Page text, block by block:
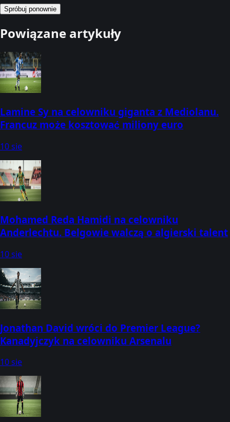
Spróbuj ponownie
Powiązane artykuły
Lamine Sy na celowniku giganta z Mediolanu.
Francuz może kosztować miliony euro
10 sie
Mohamed Reda Hamidi na celowniku
Anderlechtu. Belgowie walczą o algierski talent
10 sie
Jonathan David wróci do Premier League?
Kanadyjczyk na celowniku Arsenalu
10 sie